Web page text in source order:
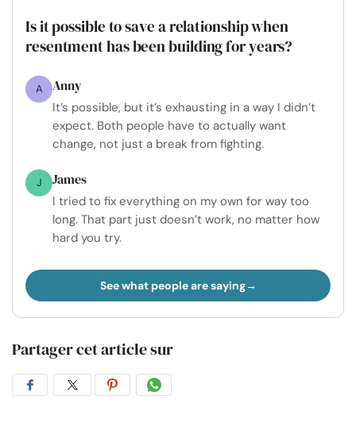
Is it possible to save a relationship when
resentment has been building for years?
A Anny
It’s possible, but it’s exhausting in a way I didn’t
expect. Both people have to actually want
change, not just a break from fighting.
J James
I tried to fix everything on my own for way too
long. That part just doesn’t work, no matter how
hard you try.
See what people are saying
Partager cet article sur
PartagerPartagerPartagerPartager